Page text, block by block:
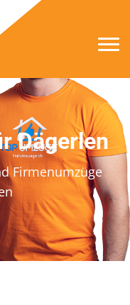
Dägerlen
Firmenumzüge